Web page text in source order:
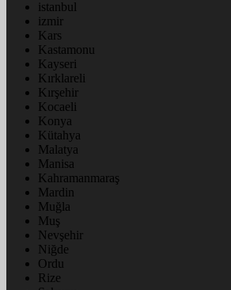
istanbul
izmir
Kars
Kastamonu
Kayseri
Kırklareli
Kırşehir
Kocaeli
Konya
Kütahya
Malatya
Manisa
Kahramanmaraş
Mardin
Muğla
Muş
Nevşehir
Niğde
Ordu
Rize